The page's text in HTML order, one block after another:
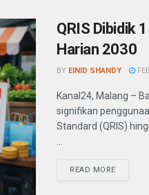
QRIS Dibidik
Harian 2030
BY EINID SHANDY
Kanal24, Malang –
signifikan
Standard (QRIS)
READ MORE